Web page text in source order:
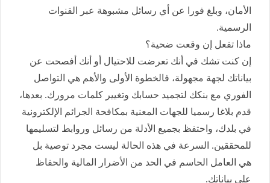
الأمان، وبلغ فورا عن أي رسائل مشبوهة عبر القنوات
الرسمية.
ماذا تفعل إن وقعت ضحية؟
إن كنت تشك في أنك تعرضت للاحتيال أو أنك أفصحت عن
بياناتك لجهة مجهولة، فالخطوة الأولى والأهم هي التواصل
الفوري مع بنكك لتجميد حسابك وتغيير كلمات مرورك. بعدها،
قدم بلاغا رسميا للجهات المعنية بمكافحة الجرائم الإلكترونية
في بلدك، واحتفظ بجميع الأدلة من رسائل وروابط لتسليمها
للمحققين. السرعة في هذه الحالة ليست مجرد توصية بل
هي العامل الحاسم في الحد من الأضرار المالية والحفاظ
على بياناتك.